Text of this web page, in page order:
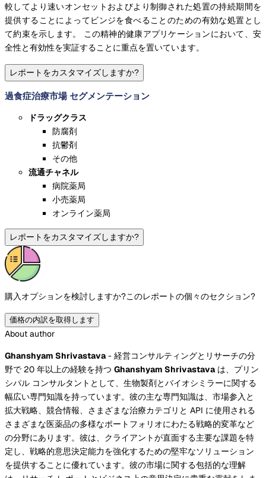
較してより速いオンセットおよびより制御された処置の持続期間を
提供することによってビンジを食べることのための有効な処置とし
て約束を示します。 この精神的健康アプリケーションにおいて、安
全性と有効性を実証することに重点を置いています。
レポートをカスタマイズしますか?
過食症治療市場 セグメンテーション
ドラッグクラス
防腐剤
抗鬱剤
その他
流通チャネル
病院薬局
小売薬局
オンライン薬局
レポートをカスタマイズしますか?
購入オプションを検討しますか?このレポートの個々のセクション?
価格の内訳を取得します
About author
Ghanshyam Shrivastava- 経営コンサルティングとリサーチの分
野で 20 年以上の経験を持つ Ghanshyam Shrivastavaは、プリン
シパル コンサルタントとして、生物製剤とバイオシミラーに関する
幅広い専門知識を持っています。彼の主な専門知識は、市場参入と
拡大戦略、競合情報、さまざまな治療カテゴリと API に使用される
さまざまな医薬品の多様なポートフォリオにわたる戦略的変革など
の分野にあります。彼は、クライアントが直面する主要な課題を特
定し、戦略的意思決定能力を強化するための堅牢なソリューション
を提供することに優れています。彼の市場に関する包括的な理解